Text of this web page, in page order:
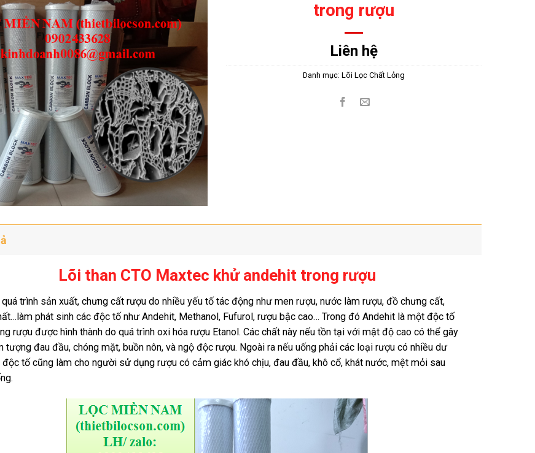
trong rượu
Liên hệ
Danh mục:Lõi Lọc Chất Lỏng
Lõi than CTO Maxtec khử andehit trong rượu
quá trình sản xuất, chưng cất rượu do nhiều yếu tố tác động như men rượu, nước làm rượu, đồ chưng cất,
phát sinh các độc tố như Andehit, Methanol, Fufurol, rượu bậc cao… Trong đó Andehit là một độc tố
rượu được hình thành do quá trình oxi hóa rượu Etanol. Các chất này nếu tồn tại với mật độ cao có thể gây
tượng đau đầu, chóng mặt, buồn nôn, và ngộ độc rượu. Ngoài ra nếu uống phải các loại rượu có nhiều dư
tố cũng làm cho người sử dụng rượu có cảm giác khó chịu, đau đầu, khô cổ, khát nước, mệt mỏi sau